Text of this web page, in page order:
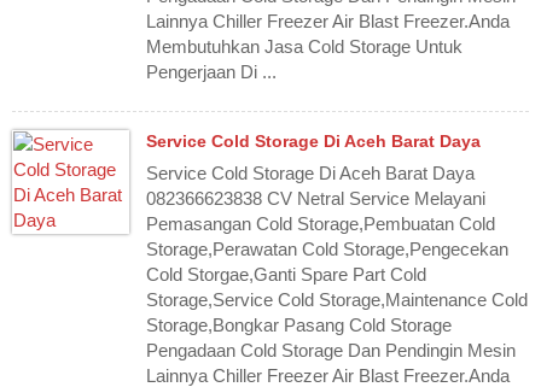
Lainnya Chiller Freezer Air Blast Freezer.Anda
Membutuhkan Jasa Cold Storage Untuk
Pengerjaan Di ...
Service Cold Storage Di Aceh Barat Daya
Service Cold Storage Di Aceh Barat Daya
082366623838 CV Netral Service Melayani
Pemasangan Cold Storage,Pembuatan Cold
Storage,Perawatan Cold Storage,Pengecekan
Cold Storgae,Ganti Spare Part Cold
Storage,Service Cold Storage,Maintenance Cold
Storage,Bongkar Pasang Cold Storage
Pengadaan Cold Storage Dan Pendingin Mesin
Lainnya Chiller Freezer Air Blast Freezer.Anda